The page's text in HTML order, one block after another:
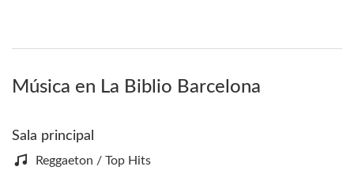
Música en La Biblio Barcelona
Sala principal
Reggaeton / Top Hits